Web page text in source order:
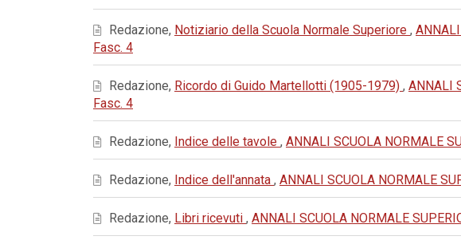
Redazione, Notiziario della Scuola Normale Superiore ,
Fasc. 4
Redazione, Ricordo di Guido Martellotti (1905-1979) , ANNALI
Fasc. 4
Redazione, Indice delle tavole , ANNALI SCUOLA NORMALE
Redazione, Indice dell'annata , ANNALI SCUOLA NORMALE
Redazione, Libri ricevuti , ANNALI SCUOLA NORMALE